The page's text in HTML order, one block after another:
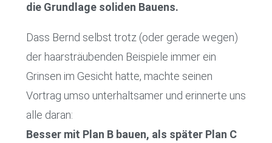
die Grundlage soliden Bauens.
Dass Bernd selbst trotz (oder gerade wegen)
der haarsträubenden Beispiele immer ein
Grinsen im Gesicht hatte, machte seinen
Vortrag umso unterhaltsamer und erinnerte uns
alle daran:
Besser mit Plan B bauen, als später Plan C